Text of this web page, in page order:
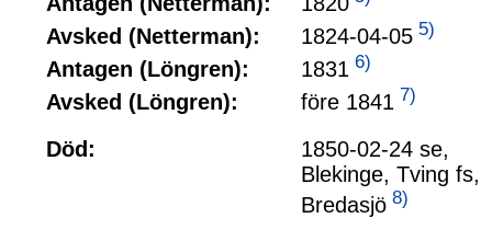
Avsked (Netterman): 1824-04-05 5)
Antagen (Löngren): 1831 6)
Avsked (Löngren): före 1841 7)
Död:
1850-02-24 se,
Blekinge, Tving fs,
Bredasjö 8)